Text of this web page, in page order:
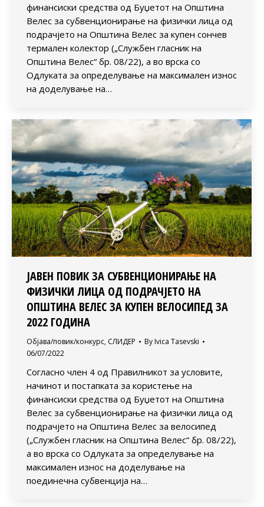
финансиски средства од Буџетот на Општина
Велес за субвенционирање на физички лица од
подрачјето на Општина Велес за купен сончев
термален колектор („Службен гласник на
Општина Велес“ бр. 08/22), а во врска со
Одлуката за определување на максимален износ
на доделување на…
ЈАВЕН ПОВИК ЗА СУБВЕНЦИОНИРАЊЕ НА
ФИЗИЧКИ ЛИЦА ОД ПОДРАЧЈЕТО НА
ОПШТИНА ВЕЛЕС ЗА КУПЕН ВЕЛОСИПЕД ЗА
2022 ГОДИНА
Објава/повик/конкурс, СЛИДЕР By Ivica Tasevski
06/07/2022
Согласно член 4 од Правилникот за условите,
начинот и постапката за користење на
финансиски средства од Буџетот на Општина
Велес за субвенционирање на физички лица од
подрачјето на Општина Велес за велосипед
(„Службен гласник на Општина Велес“ бр. 08/22),
а во врска со Одлуката за определување на
максимален износ на доделување на
поединечна субвенција на…